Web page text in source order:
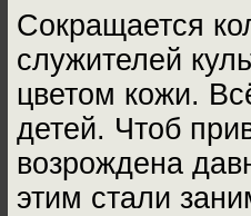
Сокращается
служителей
цветом кожи.
детей. Чтоб
возрождена
этим стали